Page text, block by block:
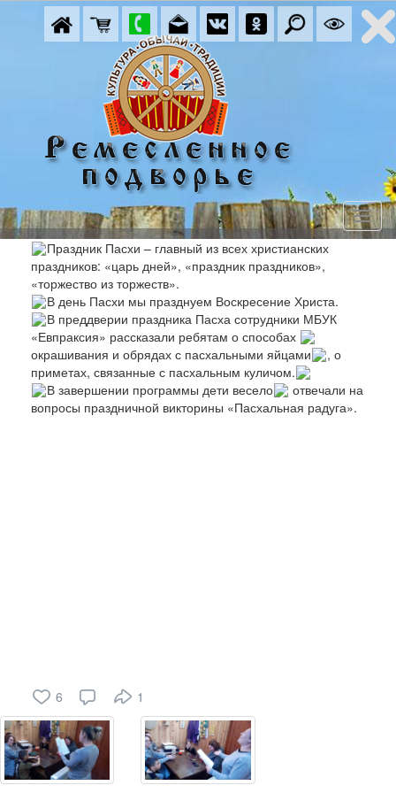
Праздник Пасхи – главный из всех христианских
праздников: «царь дней», «праздник праздников»,
«торжество из торжеств».
В день Пасхи мы празднуем Воскресение Христа.
В преддверии праздника Пасха сотрудники МБУК
«Евпраксия» рассказали ребятам о способах
окрашивания и обрядах с пасхальными яйцами
, о
приметах, связанные с пасхальным куличом.
В завершении программы дети весело
отвечали на
вопросы праздничной викторины «Пасхальная радуга».
6
Оценили
6
человек
1